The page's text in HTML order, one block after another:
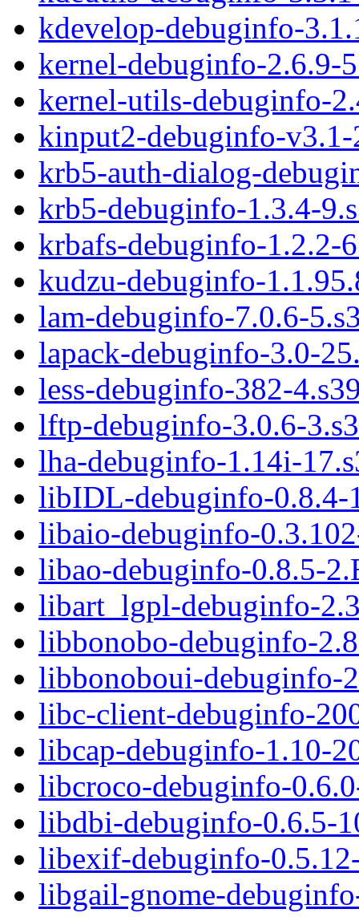
kdevelop-debuginfo-
kernel-debuginfo-2.6.9-
kernel-utils-debuginfo-
kinput2-debuginfo-v3.1-
krb5-auth-dialog-
krb5-debuginfo-1.3.4-
krbafs-debuginfo-1.2.2-
kudzu-debuginfo-
lam-debuginfo-7.0.6-
lapack-debuginfo-3.0-
less-debuginfo-382-
lftp-debuginfo-3.0.6-
lha-debuginfo-1.14i-
libIDL-debuginfo-0.8.4-
libaio-debuginfo-
libao-debuginfo-0.8.5-
libart_lgpl-debuginfo-
libbonobo-debuginfo-
libbonoboui-debuginfo-
libc-client-debuginfo-
libcap-debuginfo-1.10-
libcroco-debuginfo-
libdbi-debuginfo-0.6.5-
libexif-debuginfo-
libgail-gnome-